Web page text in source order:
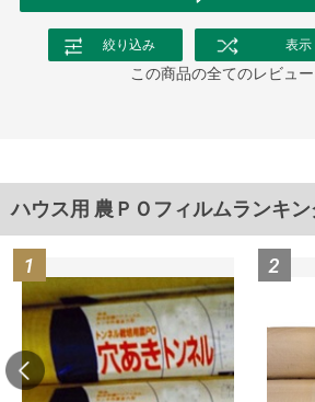
絞り込み 表示
この商品の全てのレビュ
ハウス用 農ＰＯフィルムランキン